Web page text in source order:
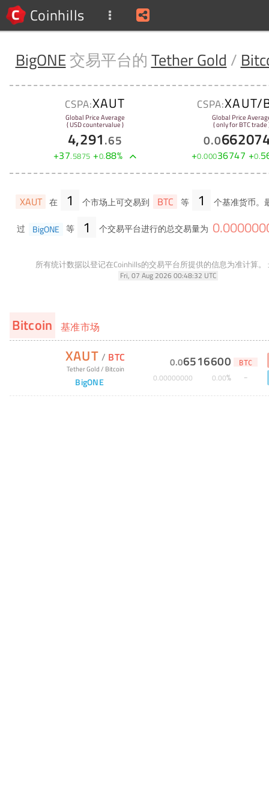
Coinhills
BigONE交易平台的 Tether Gold /
CSPA:XAUT
Global Price Average
( USD countervalue )
4,291.65
+37.5875 +0.88%
CSPA:XAUT/
Global Price
( only for BTC trade
0.0
+0.00036747 +0.
XAUT 在 1 个市场上可交易到 BTC 等 1 个基准货币。
过 BigONE 等 1 个交易平台进行的总交易量为 0.
所有统计数据以登记在Coinhills的交易平台所提供的信息为准计算。
Fri, 07 Aug 2026 00:48:32 UTC
Bitcoin 基准市场
XAUT / BTC
Tether Gold/ Bitcoin
BigONE
0.06516600 BTC
0.00000000 0.00%